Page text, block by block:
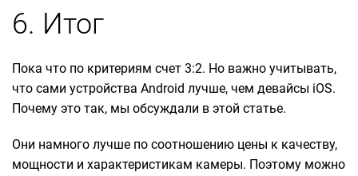
6. Итог
Пока что по критериям счет 3:2. Но важно учитывать,
что сами устройства Android лучше, чем девайсы iOS.
Почему это так, мы обсуждали в этой статье.
Они намного лучше по соотношению цены к качеству,
мощности и характеристикам камеры. Поэтому можно